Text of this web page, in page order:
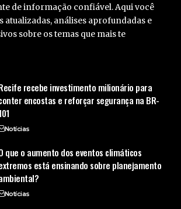
de informação confiável. Aqui você
análises aprofundadas e
sobre os temas que mais te
recebe investimento milionário para
encostas e reforçar segurança na BR-
Notícias
que o aumento dos eventos climáticos
está ensinando sobre planejamento
Notícias